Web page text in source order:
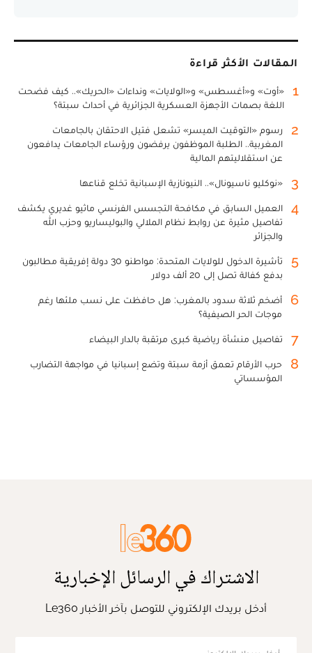
المقالات الأكثر قراءة
1
«أوت» و«أغسطس» و«الولايات» ونداءات «الحريك».. كيف فضحت
اللغة بصمات الأجهزة العسكرية الجزائرية في أحداث سبتة؟
2
رسوم «التوقيت الميسر» تشعل فتيل الاحتقان بالجامعات
المغربية.. الطلبة الموظفون يرفضون ورؤساء الجامعات يدافعون
عن استقلاليتهم المالية
3 «نوكليو ناسيونال».. النيونازية الإسبانية تخلع قناعها
4
العميل السابق في مكافحة التجسس الفرنسي ماثيو غديري يكشف
تفاصيل مثيرة عن روابط نظام الملالي والبوليساريو وحزب الله
والجزائر
5
تأشيرة الدخول للولايات المتحدة: مواطنو 30 دولة إفريقية مطالبون
بدفع كفالة تصل إلى 20 ألف دولار
6
أضخم ثلاثة سدود بالمغرب: هل حافظت على نسب ملئها رغم
موجات الحر الصيفية؟
7 تفاصيل منشأة رياضية كبرى مرتقبة بالدار البيضاء
8
حرب الأرقام تعمق أزمة سبتة وتضع إسبانيا في مواجهة التضارب
المؤسساتي
الاشتراك في الرسائل الإخبارية
أدخل بريدك الإلكتروني للتوصل بآخر الأخبار Le360